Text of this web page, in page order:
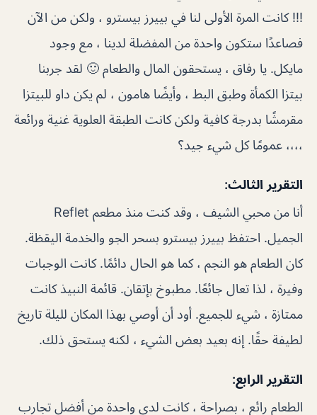
!!! كانت المرة الأولى لنا في بييرز بيسترو ، ولكن من الآن
فصاعدًا ستكون واحدة من المفضلة لدينا ، مع وجود
مايكل. يا رفاق ، يستحقون المال والطعام 🙂 لقد جربنا
بيتزا الكمأة وطبق البط ، وأيضًا هامون ، لم يكن داو للبيتزا
مقرمشًا بدرجة كافية ولكن كانت الطبقة العلوية غنية ورائعة
،،،، عمومًا كل شيء جيد؟
التقرير الثالث:
أنا من محبي الشيف ، وقد كنت منذ مطعم Reflet
الجميل. احتفظ بييرز بيسترو بسحر الجو والخدمة اليقظة.
كان الطعام هو النجم ، كما هو الحال دائمًا. كانت الوجبات
وفيرة ، لذا تعال جائعًا. مطبوخ بإتقان. قائمة النبيذ كانت
ممتازة ، شيء للجميع. أود أن أوصي بهذا المكان لليلة تاريخ
لطيفة حقًا. إنه بعيد بعض الشيء ، لكنه يستحق ذلك.
التقرير الرابع:
الطعام رائع ، بصراحة ، كانت لدي واحدة من أفضل تجارب